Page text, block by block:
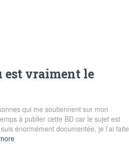
est vraiment le
qui me soutiennent sur mon
à publier cette BD car le sujet est
énormément documentée, je l’ai faite